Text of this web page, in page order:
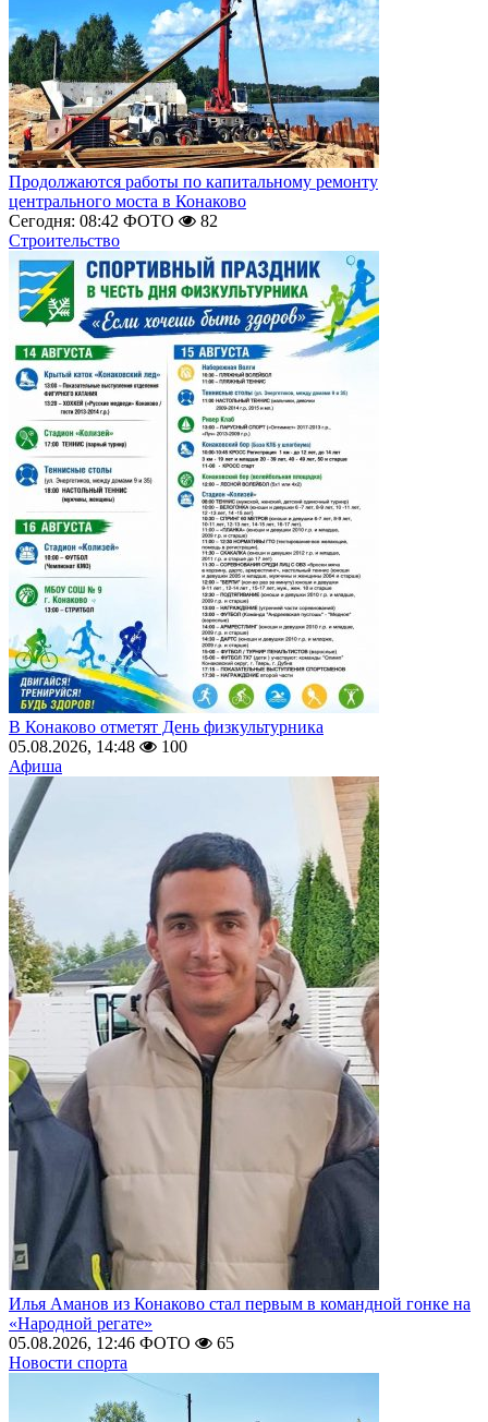
Продолжаются работы по капитальному ремонту
центрального моста в Конаково
Сегодня: 08:42 ФОТО
82
Строительство
В Конаково отметят День физкультурника
05.08.2026, 14:48
100
Афиша
Илья Аманов из Конаково стал первым в командной гонке на
«Народной регате»
05.08.2026, 12:46 ФОТО
65
Новости спорта